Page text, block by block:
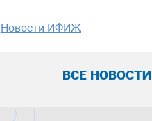
Новости ИФИЖ
ВСЕ НОВОСТИ